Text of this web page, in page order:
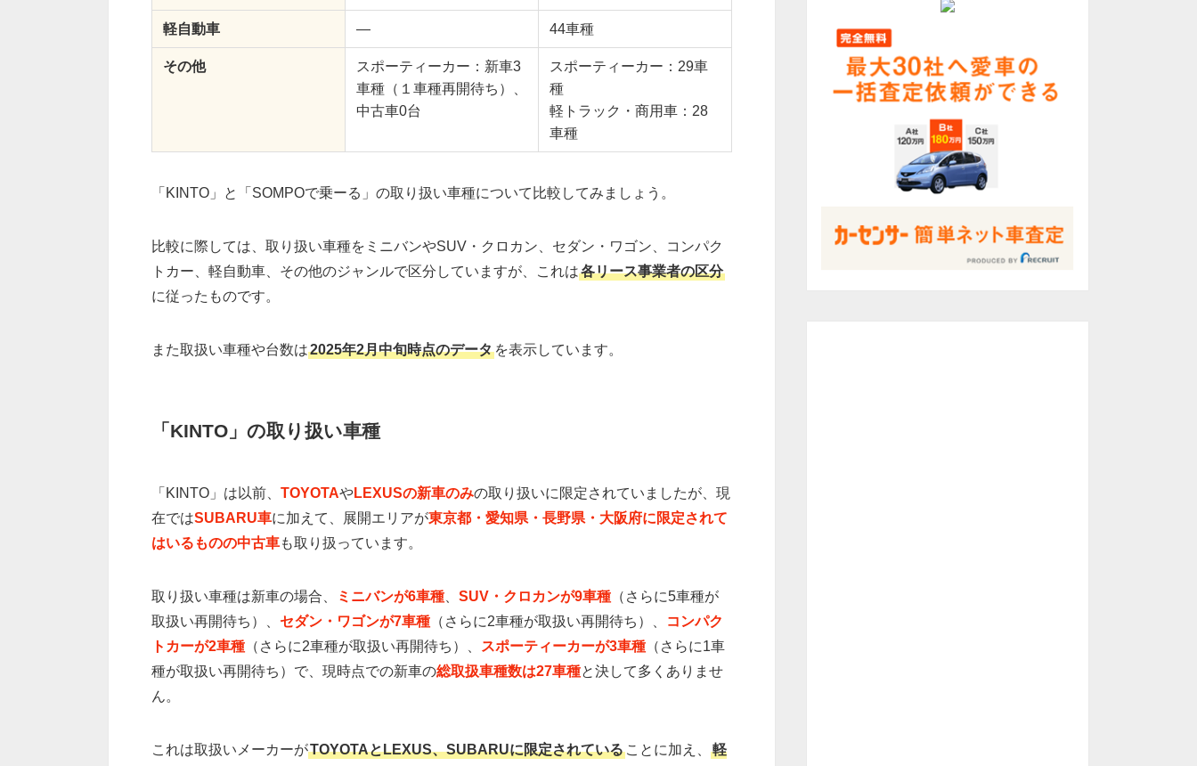
軽自動車 ― 44車種
その他
スポーティーカー：新車3
車種（１車種再開待ち）、
中古車0台
スポーティーカー：29車
種
軽トラック・商用車：28
車種
「KINTO」と「SOMPOで乗ーる」の取り扱い車種について比較してみましょう。
比較に際しては、取り扱い車種をミニバンやSUV・クロカン、セダン・ワゴン、コンパク
トカー、軽自動車、その他のジャンルで区分していますが、これは各リース事業者の区分
に従ったものです。
また取扱い車種や台数は2025年2月中旬時点のデータ を表示しています。
「KINTO」の取り扱い車種
「KINTO」は以前、 TOYOTAやLEXUSの新車のみの取り扱いに限定されていましたが、現
在ではSUBARU車に加えて、展開エリアが東京都・愛知県・長野県・大阪府に限定されて
はいるものの中古車も取り扱っています。
取り扱い車種は新車の場合、 ミニバンが6車種 SUV・クロカンが9車種 （さらに5車種が
取扱い再開待ち）、 セダン・ワゴンが7車種 （さらに2車種が取扱い再開待ち）、
コンパク
トカーが2車種 （さらに2車種が取扱い再開待ち）、 スポーティーカーが3車種 （さらに1車
種が取扱い再開待ち）で、現時点での新車の総取扱車種数は27車種と決して多くありませ
ん。
これは取扱いメーカーがTOYOTAとLEXUS、SUBARUに限定されている ことに加え、 軽